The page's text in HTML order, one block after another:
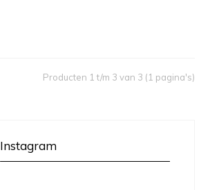
Producten 1 t/m 3 van 3 (1 pagina's)
Instagram